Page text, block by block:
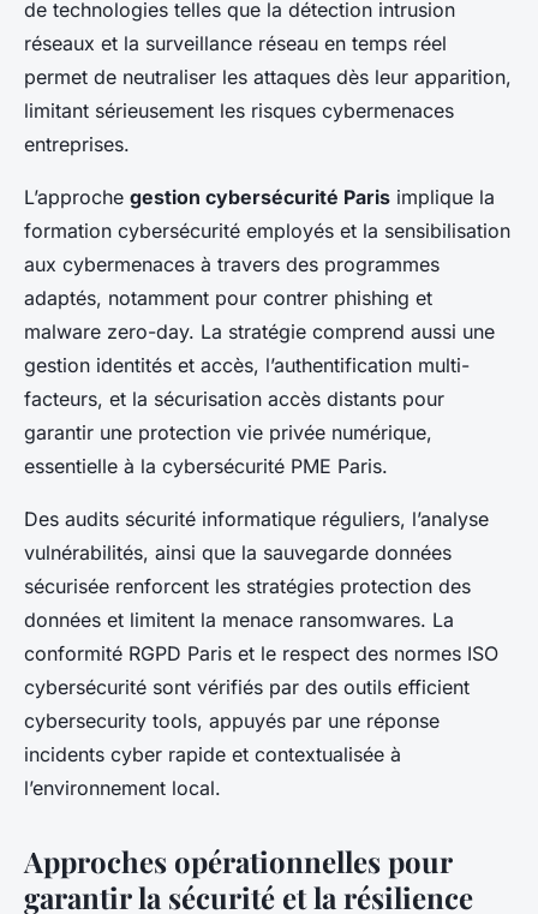
de technologies telles que la détection intrusion
réseaux et la surveillance réseau en temps réel
permet de neutraliser les attaques dès leur apparition,
limitant sérieusement les risques cybermenaces
entreprises.
L’approche gestion cybersécurité Paris implique la
formation cybersécurité employés et la sensibilisation
aux cybermenaces à travers des programmes
adaptés, notamment pour contrer phishing et
malware zero-day. La stratégie comprend aussi une
gestion identités et accès, l’authentification multi-
facteurs, et la sécurisation accès distants pour
garantir une protection vie privée numérique,
essentielle à la cybersécurité PME Paris.
Des audits sécurité informatique réguliers, l’analyse
vulnérabilités, ainsi que la sauvegarde données
sécurisée renforcent les stratégies protection des
données et limitent la menace ransomwares. La
conformité RGPD Paris et le respect des normes ISO
cybersécurité sont vérifiés par des outils efficient
cybersecurity tools, appuyés par une réponse
incidents cyber rapide et contextualisée à
l’environnement local.
Approches opérationnelles pour
garantir la sécurité et la résilience